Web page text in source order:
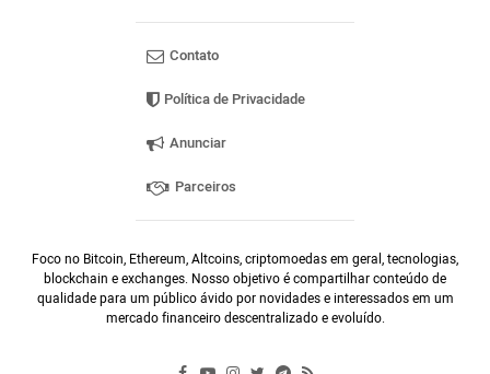
Contato
Política de Privacidade
Anunciar
Parceiros
Foco no Bitcoin, Ethereum, Altcoins, criptomoedas em geral, tecnologias,
blockchain e exchanges. Nosso objetivo é compartilhar conteúdo de
qualidade para um público ávido por novidades e interessados em um
mercado financeiro descentralizado e evoluído.